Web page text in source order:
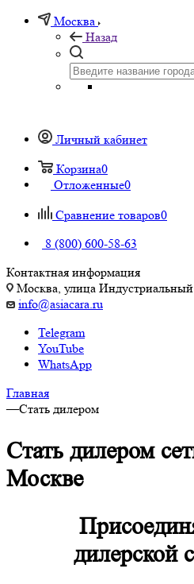
Москва
Назад
Личный кабинет
Корзина0
Отложенные0
Сравнение товаров0
8 (800) 600-58-63
Контактная информация
Москва, улица Индустриальный
info@asiacara.ru
Telegram
YouTube
WhatsApp
Главная
—Стать дилером
Стать дилером
Москве
дилерской